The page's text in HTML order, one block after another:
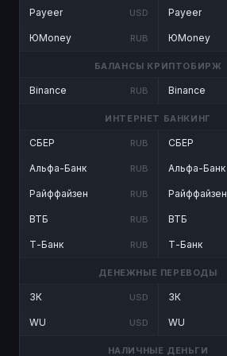
Payeer USD
ЮMoney RUB
Payeer
ЮMoney
БАЛАНСЫ КРИПТОБИРЖ
Binance RUB Binance
ИНТЕРНЕТ БАНКИНГ
СБЕР RUB
Альфа-Банк RUB
Райффайзен RUB
ВТБ RUB
Т-Банк RUB
СБЕР
Альфа-Банк
Райффайзен
ВТБ
Т-Банк
ДЕНЕЖНЫЕ ПЕРЕВОДЫ
ЗК USD
WU USD
ЗК
WU
НАЛИЧНЫЕ ДЕНЬГИ